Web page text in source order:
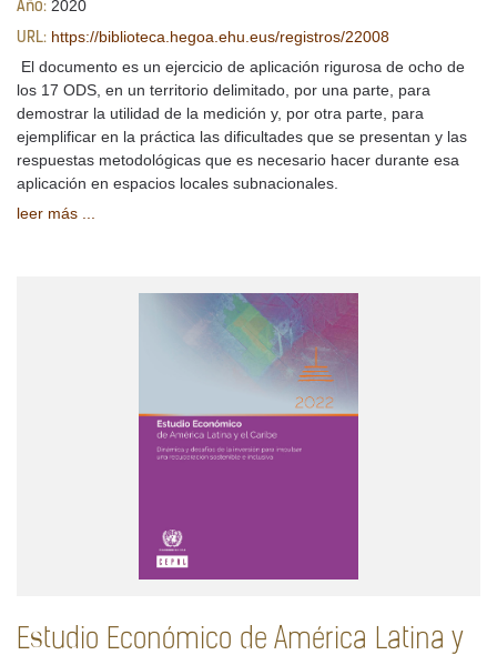
Año: 2020
URL: https://biblioteca.hegoa.ehu.eus/registros/22008
El documento es un ejercicio de aplicación rigurosa de ocho de
los 17 ODS, en un territorio delimitado, por una parte, para
demostrar la utilidad de la medición y, por otra parte, para
ejemplificar en la práctica las dificultades que se presentan y las
respuestas metodológicas que es necesario hacer durante esa
aplicación en espacios locales subnacionales.
leer más ...
Estudio Económico de América Latina y